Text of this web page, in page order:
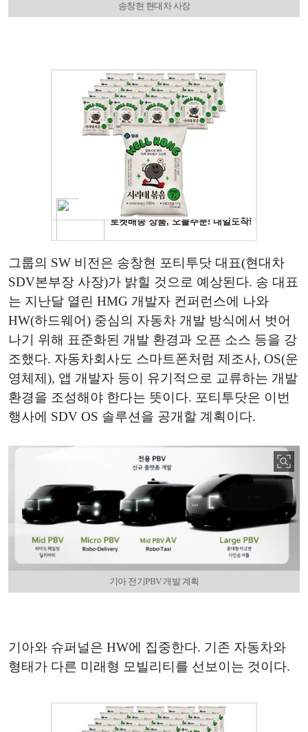
송창현 현대차 사장
그룹의 SW 비전은 송창현 포티투닷 대표(현대차
SDV본부장 사장)가 밝힐 것으로 예상된다. 송 대표
는 지난달 열린 HMG 개발자 컨퍼런스에 나와
HW(하드웨어) 중심의 자동차 개발 방식에서 벗어
나기 위해 표준화된 개발 환경과 오픈 소스 등을 강
조했다. 자동차회사도 스마트폰처럼 제조사, OS(운
영체제), 앱 개발자 등이 유기적으로 교류하는 개발
환경을 조성해야 한다는 뜻이다. 포티투닷은 이번
행사에 SDV OS 솔루션을 공개할 계획이다.
기아 전기PBV 개발 계획
기아와 슈퍼널은 HW에 집중한다. 기존 자동차와
형태가 다른 미래형 모빌리티를 선보이는 것이다.